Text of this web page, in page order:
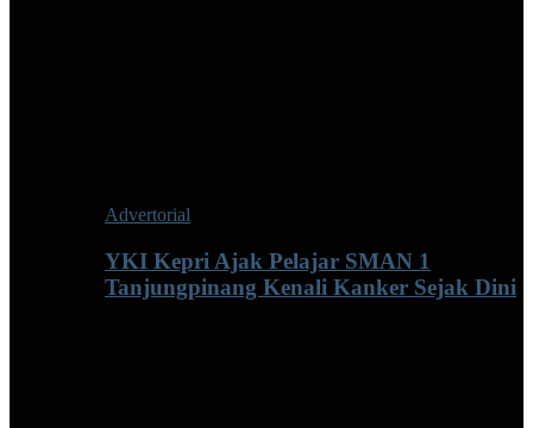
Advertorial
YKI Kepri Ajak Pelajar SMAN 1
Tanjungpinang Kenali Kanker Sejak Dini